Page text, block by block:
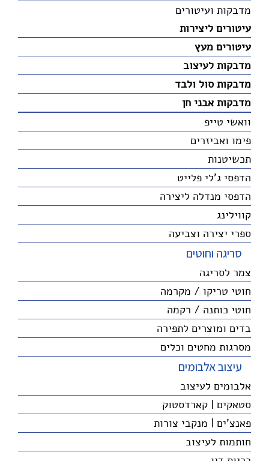
מדבקות ועיטורים
עיטורים ליצירות
עיטורים מעץ
מדבקות לעיצוב
מדבקות סול ולבד
מדבקות אבני חן
וואשי טייפ
פימו ואביזרים
תכשיטנות
הדפסי ג'לי פלייט
הדפסי מנדלה ליצירה
קווילינג
ספרי יצירה וצביעה
סריגה וחוטים
צמר לסריגה
חוטי טריקו / מקרמה
חוטי כותנה / רקמה
בדים ומוצרים לתפירה
מסרגות מחטים וכלים
עיצוב אלבומים
אלבומים לעיצוב
סטאקים | קארדסטוק
פאנצ'ים | מנקבי צורות
חותמות לעיצוב